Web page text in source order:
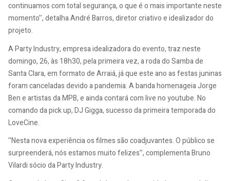
continuamos com total segurança, o que é o mais importante neste
momento’’, detalha André Barros, diretor criativo e idealizador do
projeto.
A Party Industry, empresa idealizadora do evento, traz neste
domingo, 26, às 18h30, pela primeira vez, a roda do Samba de
Santa Clara, em formato de Arraiá, já que este ano as festas juninas
foram canceladas devido a pandemia. A banda homenageia Jorge
Ben e artistas da MPB, e ainda contará com live no youtube. No
comando da pick up, DJ Gigga, sucesso da primeira temporada do
LoveCine.
''Nesta nova experiência os filmes são coadjuvantes. O público se
surpreenderá, nós estamos muito felizes’’, complementa Bruno
Vilardi sócio da Party Industry.